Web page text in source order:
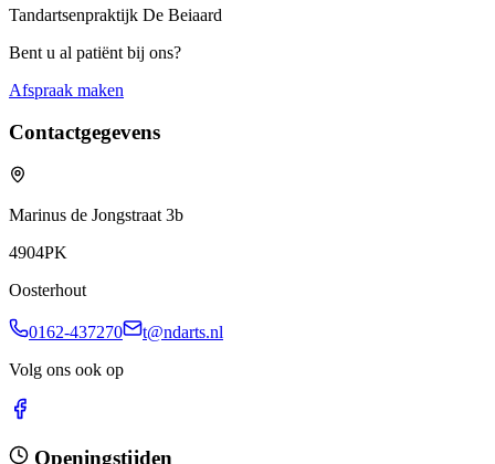
Tandartsenpraktijk De Beiaard
Bent u al patiënt bij ons?
Afspraak maken
Contactgegevens
Marinus de Jongstraat 3b
4904PK
Oosterhout
0162-437270
t@ndarts.nl
Volg ons ook op
Openingstijden